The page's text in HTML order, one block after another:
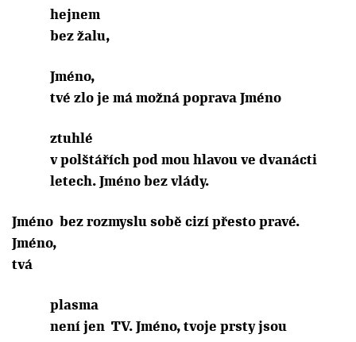
hejnem
bez žalu,
Jméno,
tvé zlo je má možná poprava Jméno
ztuhlé
v polštářích pod mou hlavou ve dvanácti
letech. Jméno bez vlády.
Jméno bez rozmyslu sobě cizí přesto pravé.
Jméno,
tvá
plasma
není jen TV. Jméno, tvoje prsty jsou